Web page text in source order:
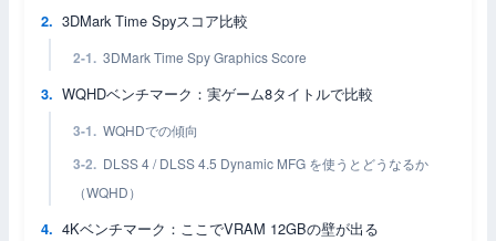
3DMark Time Spyスコア比較
3DMark Time Spy Graphics Score
WQHDベンチマーク：実ゲーム8タイトルで比較
WQHDでの傾向
DLSS 4 / DLSS 4.5 Dynamic MFG を使うとどうなるか
（WQHD）
4Kベンチマーク：ここでVRAM 12GBの壁が出る